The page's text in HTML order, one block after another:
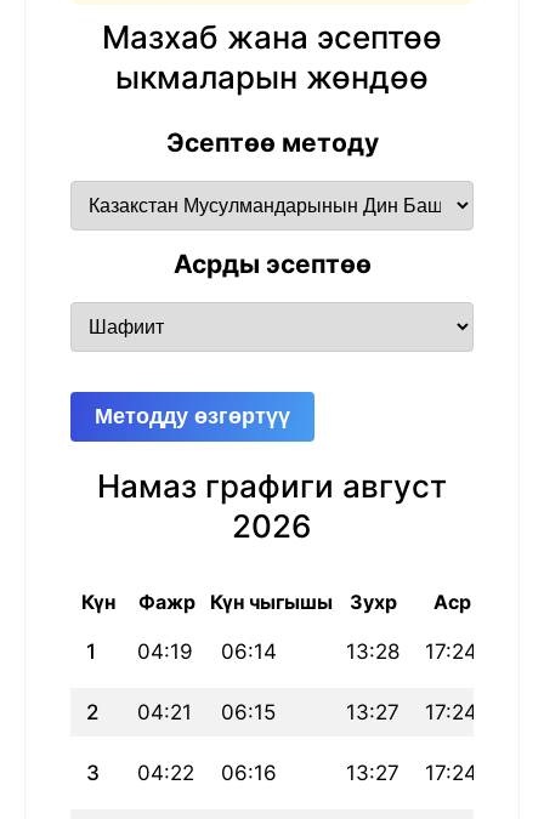
Мазхаб жана эсептөө
ыкмаларын жөндөө
Эсептөө методу
Асрды эсептөө
Методду өзгөртүү
Намаз графиги август
2026
Күн Фажр Күн чыгышы Зухр Аср
1 04:19 06:14 13:28 17:24
2 04:21 06:15 13:27 17:24
3 04:22 06:16 13:27 17:24